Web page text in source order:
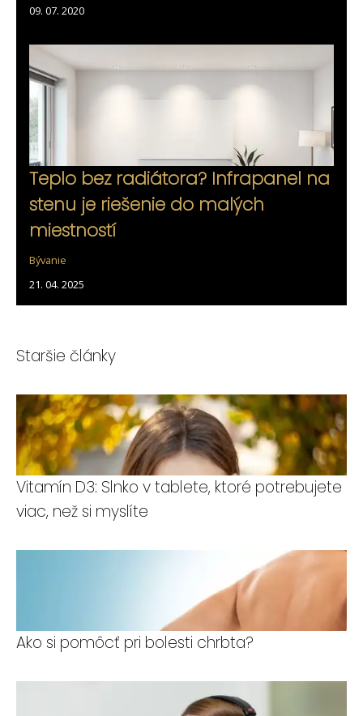
09. 07. 2020
Teplo bez radiátora? Infrapanel na
stenu je riešenie do malých
miestností
Bývanie
21. 04. 2025
Staršie články
Vitamín D3: Slnko v tablete, ktoré potrebujete
viac, než si myslíte
Ako si pomôcť pri bolesti chrbta?